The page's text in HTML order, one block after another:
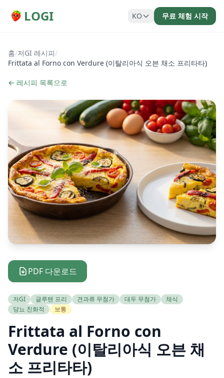
LOGI KO 무료 체험 시작
홈/저GI 레시피/
Frittata al Forno con Verdure (이탈리아식 오븐 채소 프리타타)
← 레시피 목록으로
PDF 다운로드
저GI 글루텐 프리 견과류 무첨가 대두 무첨가
채식
당뇨 친화적
보통
Frittata al Forno con
Verdure (이탈리아식 오븐 채
소 프리타타)